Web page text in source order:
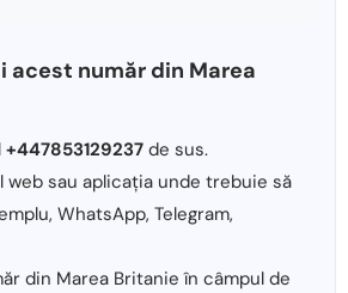
acest număr din Marea
+447853129237 de sus.
sau aplicația unde trebuie să
WhatsApp, Telegram,
din Marea Britanie în câmpul de